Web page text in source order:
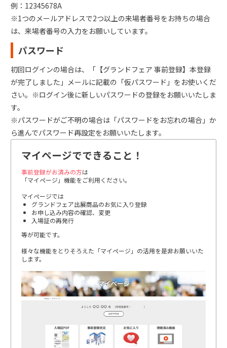
例：12345678A
※1つのメールアドレスで2つ以上の来場者番号をお持ちの場合
は、来場者番号の入力をお願いしています。
パスワード
初回ログインの場合は、「【グランドフェア 事前登録】本登録
が完了しました」メールに記載の「仮パスワード」をお使いくだ
さい。※ログイン後に新しいパスワードの登録をお願いいたしま
す。
※パスワードがご不明の場合は「パスワードをお忘れの場合」か
ら進んでパスワード再設定をお願いいたします。
マイページでできること！
事前登録がお済みの方は
「マイページ」機能をご利用ください。
マイページでは
グランドフェア出展商品のお気に入り登録
お申し込み内容の確認、変更
入場証の再発行
等が可能です。
様々な機能をとりそろえた「マイページ」の活用を是非お願いいた
します。